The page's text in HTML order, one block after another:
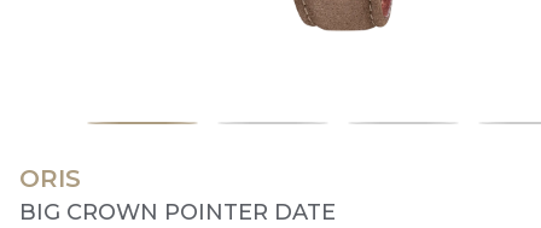
ORIS
BIG CROWN POINTER DATE